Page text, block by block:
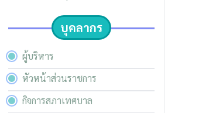
บุคลากร
ผู้บริหาร
หัวหน้าส่วนราชการ
กิจการสภาเทศบาล